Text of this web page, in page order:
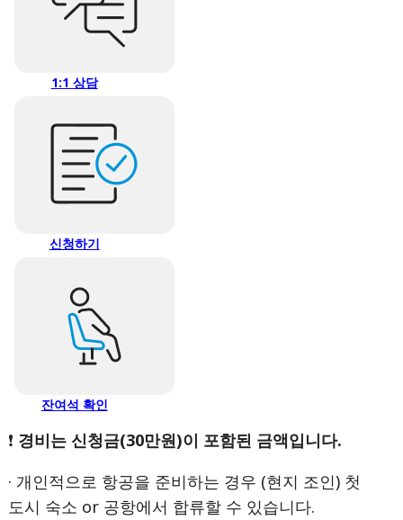
1:1 상담
신청하기
잔여석 확인
❗ 경비는 신청금(30만원)이 포함된 금액입니다.
· 개인적으로 항공을 준비하는 경우 (현지 조인) 첫
도시 숙소 or 공항에서 합류할 수 있습니다.